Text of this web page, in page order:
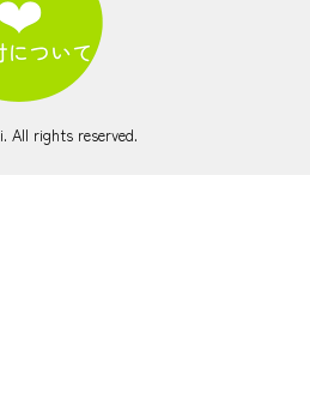
All rights reserved.